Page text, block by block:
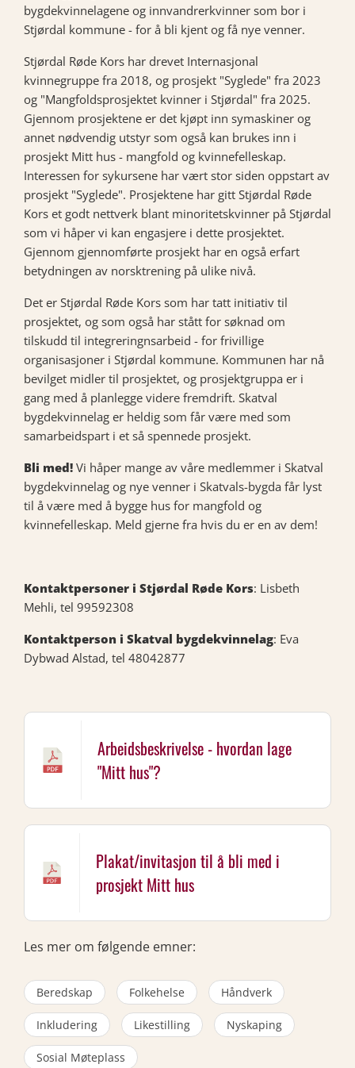
bygdekvinnelagene og innvandrerkvinner som bor i
Stjørdal kommune - for å bli kjent og få nye venner.
Stjørdal Røde Kors har drevet Internasjonal
kvinnegruppe fra 2018, og prosjekt "Syglede" fra 2023
og "Mangfoldsprosjektet kvinner i Stjørdal" fra 2025.
Gjennom prosjektene er det kjøpt inn symaskiner og
annet nødvendig utstyr som også kan brukes inn i
prosjekt Mitt hus - mangfold og kvinnefelleskap.
Interessen for sykursene har vært stor siden oppstart av
prosjekt "Syglede". Prosjektene har gitt Stjørdal Røde
Kors et godt nettverk blant minoritetskvinner på Stjørdal
som vi håper vi kan engasjere i dette prosjektet.
Gjennom gjennomførte prosjekt har en også erfart
betydningen av norsktrening på ulike nivå.
Det er Stjørdal Røde Kors som har tatt initiativ til
prosjektet, og som også har stått for søknad om
tilskudd til integreringnsarbeid - for frivillige
organisasjoner i Stjørdal kommune. Kommunen har nå
bevilget midler til prosjektet, og prosjektgruppa er i
gang med å planlegge videre fremdrift. Skatval
bygdekvinnelag er heldig som får være med som
samarbeidspart i et så spennede prosjekt.
Bli med! Vi håper mange av våre medlemmer i Skatval
bygdekvinnelag og nye venner i Skatvals-bygda får lyst
til å være med å bygge hus for mangfold og
kvinnefelleskap. Meld gjerne fra hvis du er en av dem!
Kontaktpersoner i Stjørdal Røde Kors: Lisbeth
Mehli, tel 99592308
Kontaktperson i Skatval bygdekvinnelag: Eva
Dybwad Alstad, tel 48042877
Arbeidsbeskrivelse - hvordan lage
"Mitt hus"?
Plakat/invitasjon til å bli med i
prosjekt Mitt hus
Les mer om følgende emner:
Beredskap Folkehelse Håndverk
Inkludering Likestilling Nyskaping
Sosial Møteplass